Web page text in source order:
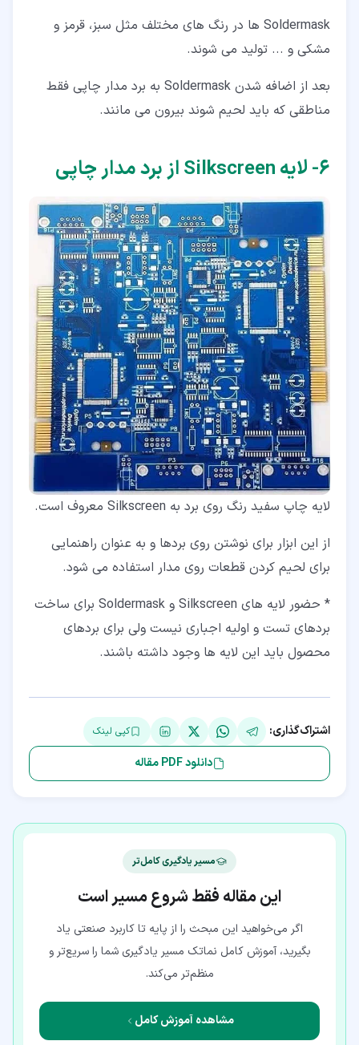
Soldermask ها در رنگ های مختلف مثل سبز، قرمز و
مشکی و ... تولید می شوند.
بعد از اضافه شدن Soldermask به برد مدار چاپی فقط
مناطقی که باید لحیم شوند بیرون می مانند.
۶‏- لایه Silkscreen از برد مدار چاپی
لایه چاپ سفید رنگ روی برد به Silkscreen معروف است.
از این ابزار برای نوشتن روی بردها و به عنوان راهنمایی
برای لحیم کردن قطعات روی مدار استفاده می شود.
* حضور لایه های Silkscreen و Soldermask برای ساخت
بردهای تست و اولیه اجباری نیست ولی برای بردهای
محصول باید این لایه ها وجود داشته باشند.
اشتراک‌گذاری: کپی لینک
دانلود PDF مقاله
مسیر یادگیری کامل‌تر
این مقاله فقط شروع مسیر است
اگر می‌خواهید این مبحث را از پایه تا کاربرد صنعتی یاد
بگیرید، آموزش کامل نماتک مسیر یادگیری شما را سریع‌تر و
منظم‌تر می‌کند.
مشاهده آموزش کامل